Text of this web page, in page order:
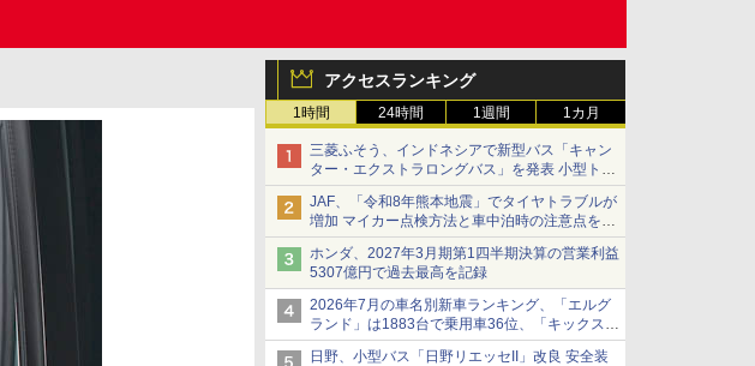
アクセスランキング
1時間 24時間 1週間 1カ月
三菱ふそう、インドネシアで新型バス「キャン
ター・エクストラロングバス」を発表 小型トラ
ックベースの観光・旅客輸送向けバス
JAF、「令和8年熊本地震」でタイヤトラブルが
増加 マイカー点検方法と車中泊時の注意点を呼
びかけ
ホンダ、2027年3月期第1四半期決算の営業利益
5307億円で過去最高を記録
2026年7月の車名別新車ランキング、「エルグ
ランド」は1883台で乗用車36位、「キックス」
は2591台で27位に
日野、小型バス「日野リエッセII」改良 安全装